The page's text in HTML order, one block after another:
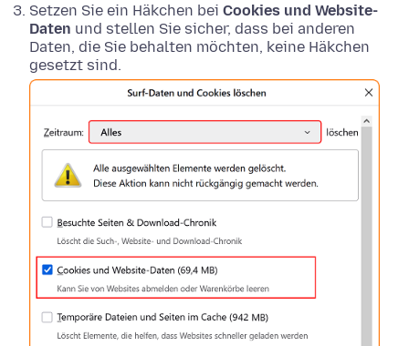
Setzen Sie ein Häkchen bei Cookies und Website-
Daten und stellen Sie sicher, dass bei anderen
Daten, die Sie behalten möchten, keine Häkchen
gesetzt sind.